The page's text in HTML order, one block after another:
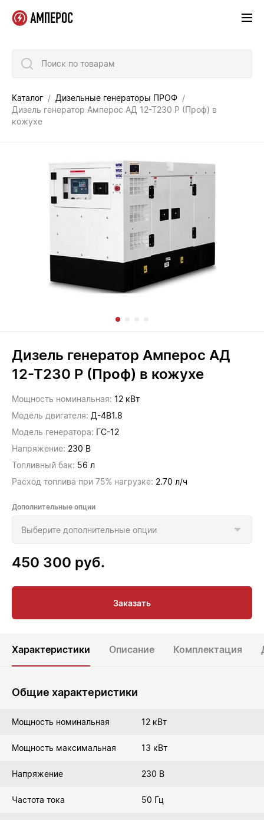
Поиск по товарам
Каталог
Дизельные генераторы ПРОФ
Дизель генератор Амперос АД 12-Т230 Р (Проф) в
кожухе
Дизель генератор Амперос АД
12-Т230 Р (Проф) в кожухе
Мощность номинальная: 12 кВт
Модель двигателя: Д-4В1.8
Модель генератора: ГС-12
Напряжение: 230 В
Топливный бак: 56 л
Расход топлива при 75% нагрузке: 2.70 л/ч
Дополнительные опции
450 300 руб.
Заказать
Характеристики Описание Комплектация
Общие характеристики
Мощность номинальная 12 кВт
Мощность максимальная 13 кВт
Напряжение 230 В
Частота тока 50 Гц